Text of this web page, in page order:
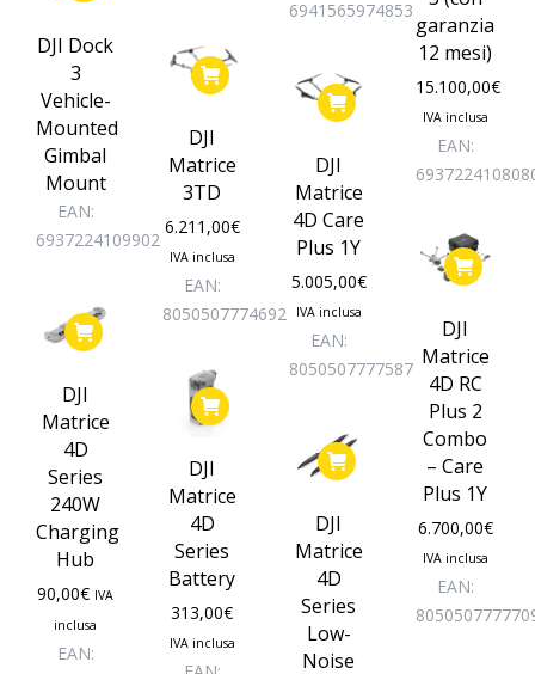
6941565974853
garanzia
12 mesi)
15.100,00€
IVA inclusa
EAN:
DJI Dock
3
Vehicle-
Mounted
Gimbal
Mount
EAN:
6937224109902
DJI
Matrice
3TD
6.211,00€
IVA inclusa
EAN:
8050507774692
DJI
Matrice
4D Care
Plus 1Y
5.005,00€
IVA inclusa
EAN:
8050507777587
DJI
Matrice
4D RC
Plus 2
Combo
– Care
Plus 1Y
6.700,00€
IVA inclusa
EAN:
DJI
Matrice
4D
Series
240W
Charging
Hub
90,00€ IVA
inclusa
EAN:
DJI
Matrice
4D
Series
Battery
313,00€
IVA inclusa
DJI
Matrice
4D
Series
Low-
Noise